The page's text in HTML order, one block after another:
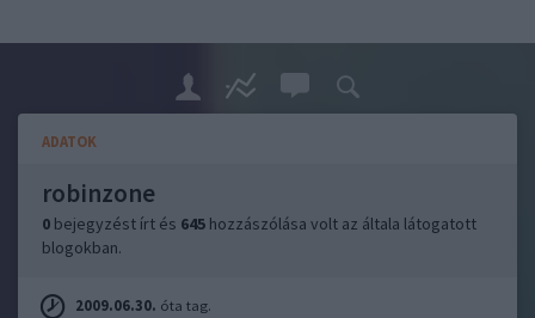
ADATOK
robinzone
0 bejegyzést írt és 645 hozzászólása volt az általa látogatott
blogokban.
2009.06.30. óta tag.